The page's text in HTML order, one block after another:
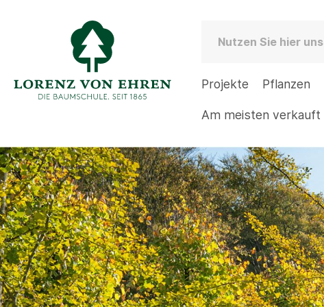
Projekte Pflanzen
Am meisten verkauft